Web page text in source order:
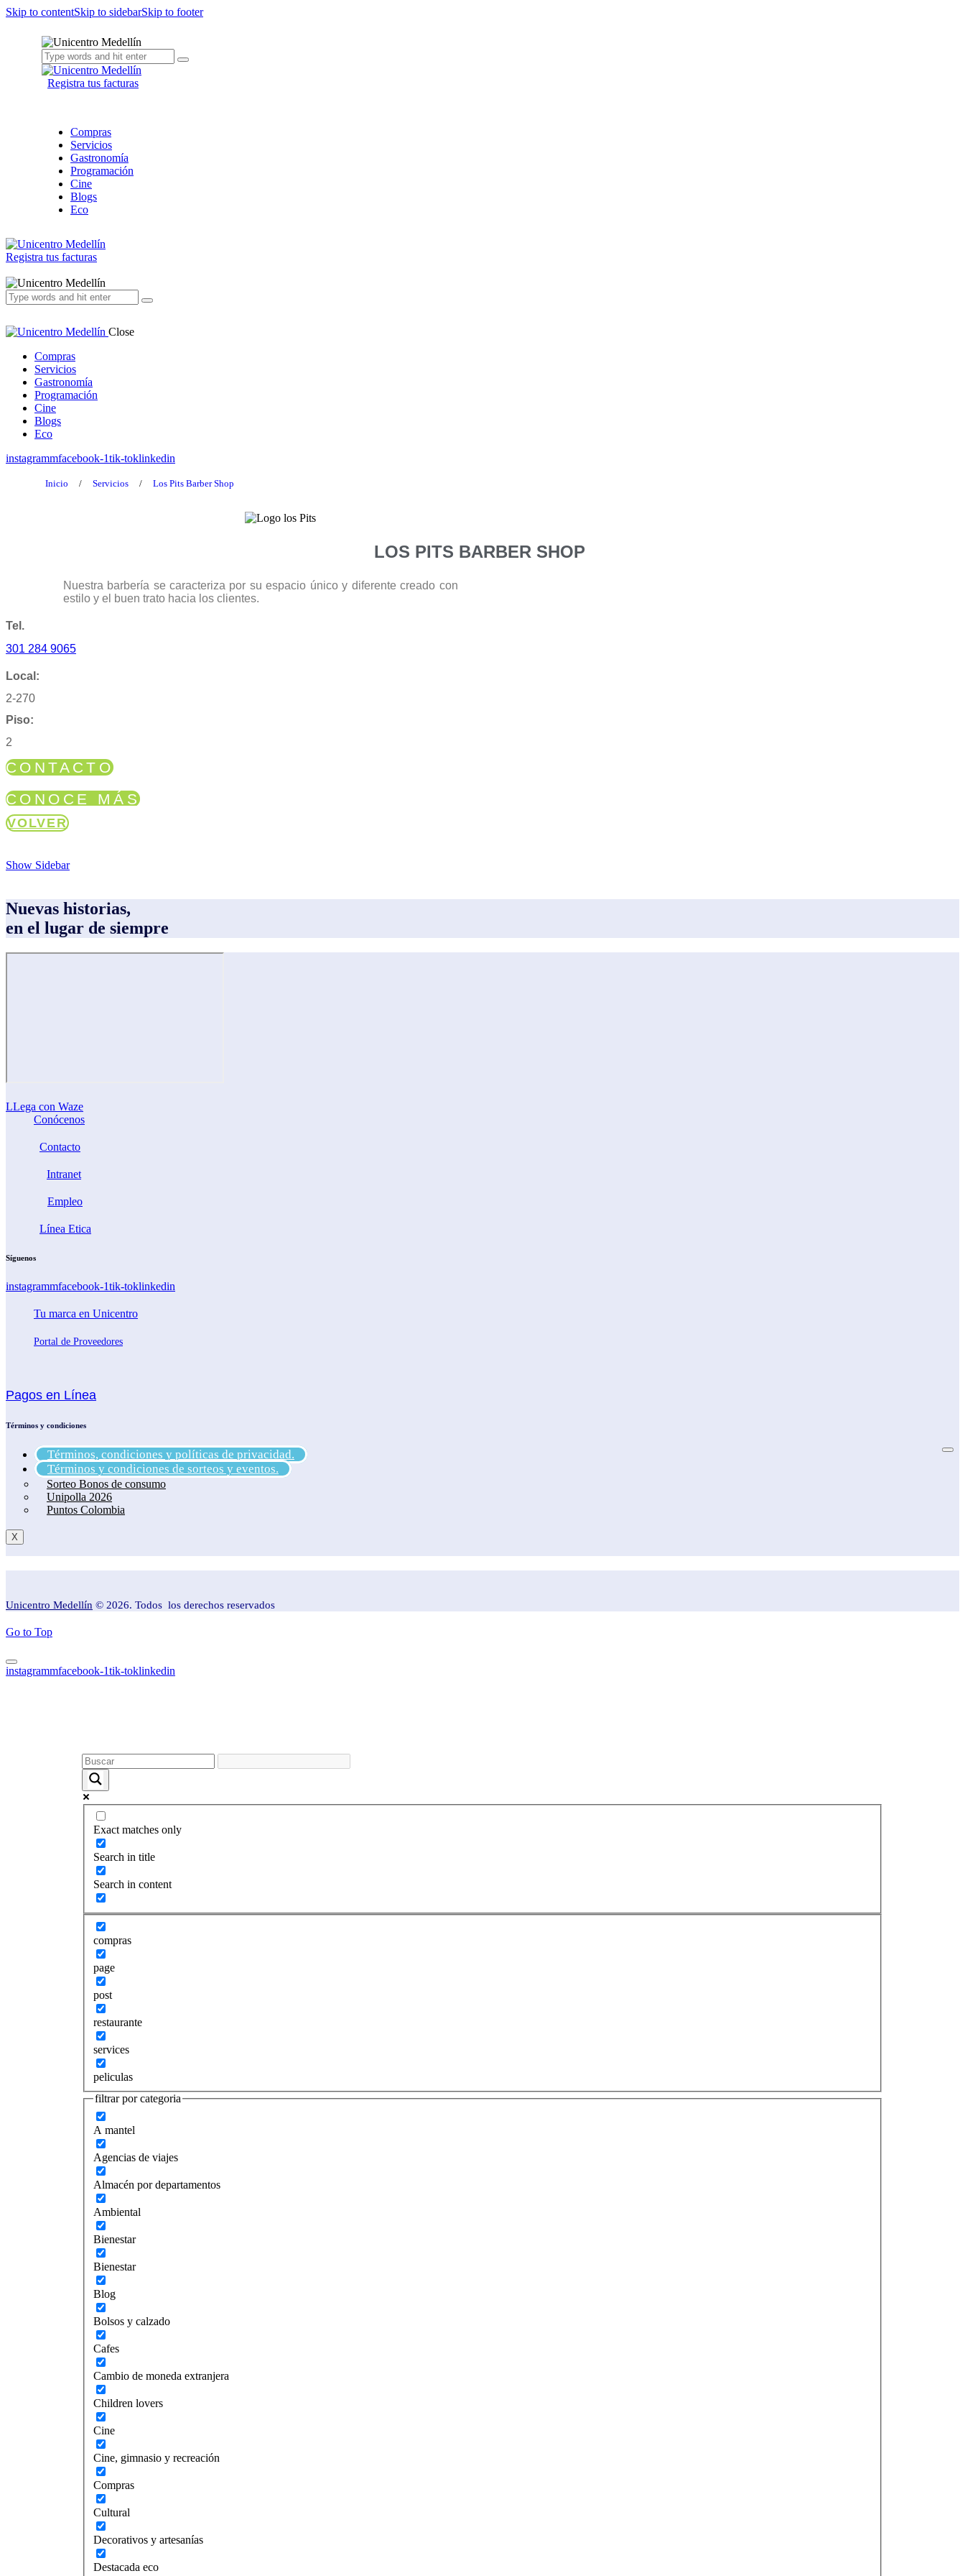
Skip to contentSkip to sidebarSkip to footer
Registra tus facturas
Compras
Servicios
Gastronomía
Programación
Cine
Blogs
Eco
Registra tus facturas
Close
Compras
Servicios
Gastronomía
Programación
Cine
Blogs
Eco
instagrammfacebook-1tik-toklinkedin
Inicio / Servicios / Los Pits Barber Shop
LOS PITS BARBER SHOP
Nuestra barbería se caracteriza por su espacio único y diferente creado con
estilo y el buen trato hacia los clientes.
Tel.
301 284 9065
Local:
2-270
Piso:
2
CONTACTO
CONOCE MÁS
VOLVER
Show Sidebar
Nuevas historias,
en el lugar de siempre
LLega con Waze
Conócenos
Contacto
Intranet
Empleo
Línea Etica
Síguenos
instagrammfacebook-1tik-toklinkedin
Tu marca en Unicentro
Portal de Proveedores
Pagos en Línea
Términos y condiciones
Términos, condiciones y políticas de privacidad.
Términos y condiciones de sorteos y eventos.
Sorteo Bonos de consumo
Unipolla 2026
Puntos Colombia
X
Unicentro Medellín © 2026. Todos los derechos reservados
Go to Top
instagrammfacebook-1tik-toklinkedin
Exact matches only
Search in title
Search in content
compras
page
post
restaurante
services
peliculas
filtrar por categoria
A mantel
Agencias de viajes
Almacén por departamentos
Ambiental
Bienestar
Bienestar
Blog
Bolsos y calzado
Cafes
Cambio de moneda extranjera
Children lovers
Cine
Cine, gimnasio y recreación
Compras
Cultural
Decorativos y artesanías
Destacada eco